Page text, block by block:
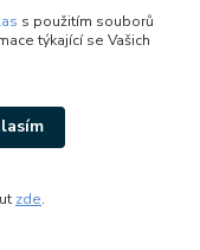
38–90°st.,
s použitím souborů
týkající se Vašich
zde.